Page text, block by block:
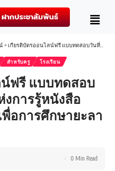
ฝากประชาสัมพันธ์
> เกียรติบัตรออนไลน์ฟรี แบบทดสอบวันที่ระลึกสากลแห่งการรู้หนังสือ ศูนย์วิทยาศาสตร์เพื่อการศึกษายะลา 2568
สำหรับครู โรงเรียน
น์ฟรี แบบทดสอบ
การรู้หนังสือ
อการศึกษายะลา
0 Min Read